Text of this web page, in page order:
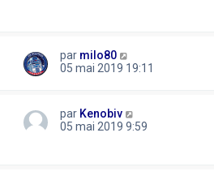
par milo80
05 mai 2019 19:11
par Kenobiv
05 mai 2019 9:59